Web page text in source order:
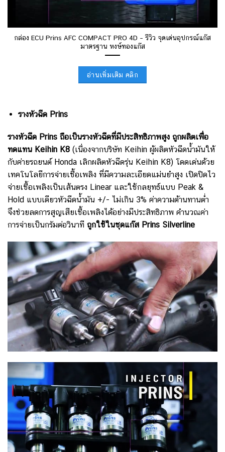
กล่อง ECU Prins AFC COMPACT PRO 4D – รีวิว จุดเด่นอุปกรณ์แก๊ส
มาตรฐาน หงษ์ทองแก๊ส
อ่านเพิ่มเติม คลิก
รางหัวฉีด Prins
รางหัวฉีด Prins ถือเป็นรางหัวฉีดที่มีประสิทธิภาพสูง ถูกผลิตเพื่อ
ทดแทน Keihin K8 (เนื่องจากบริษัท Keihin ผู้ผลิตหัวฉีดน้ำมันให้
กับค่ายรถยนต์ Honda เลิกผลิตหัวฉีดรุ่น Keihin K8) โดดเด่นด้วย
เทคโนโลยีการจ่ายเชื้อเพลิง ที่มีความละเอียดแม่นยำสูง เปิดปิดไว
จ่ายเชื้อเพลิงเป็นเส้นตรง Linear และใช้กลยุทธ์แบบ Peak &
Hold แบบเดียวหัวฉีดน้ำมัน +/- ไม่เกิน 3% ค่าความต้านทานต่ำ
จึงช่วยลดการสูญเสียเชื้อเพลิงได้อย่างมีประสิทธิภาพ คำนวณค่า
การจ่ายเป็นกรัมต่อวินาที ถูกใช้ในชุดแก๊ส Prins Silverline